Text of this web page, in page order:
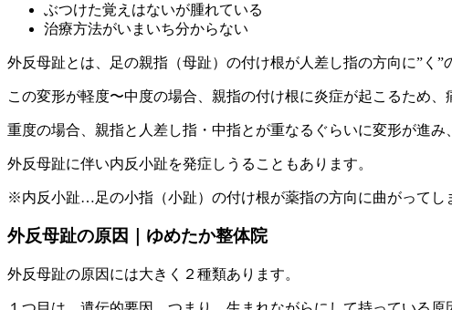
ぶつけた覚えはないが腫れている
治療方法がいまいち分からない
外反母趾とは、足の親指（母趾）の付け根が人差し指の方向に”く
この変形が軽度〜中度の場合、親指の付け根に炎症が起こるため
重度の場合、親指と人差し指・中指とが重なるぐらいに変形が進み
外反母趾に伴い内反小趾を発症しうることもあります。
※内反小趾…足の小指（小趾）の付け根が薬指の方向に曲がってし
外反母趾の原因｜ゆめたか整体院
外反母趾の原因には大きく２種類あります。